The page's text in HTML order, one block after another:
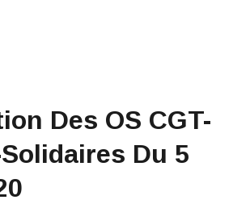
Des OS CGT-
Solidaires Du 5